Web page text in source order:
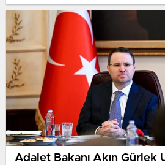
Yapmadı
Adalet Bakanı Akın Gürlek